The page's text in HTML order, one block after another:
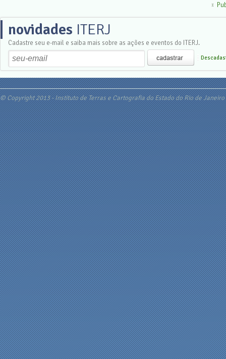
novidades ITERJ
Cadastre seu e-mail e saiba mais sobre as ações e eventos do ITERJ.
© Copyright 2013 - Instituto de Terras e Cartografia do Estado do Rio de Janeiro